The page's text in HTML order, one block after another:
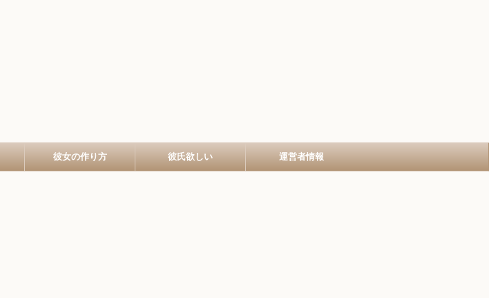
彼女の作り方 彼氏欲しい 運営者情報